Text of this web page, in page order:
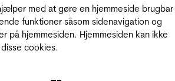
med at gøre en hjemmeside
funktioner såsom sidenavigation og
på hjemmesiden. Hjemmesiden kan ikke
cookies.